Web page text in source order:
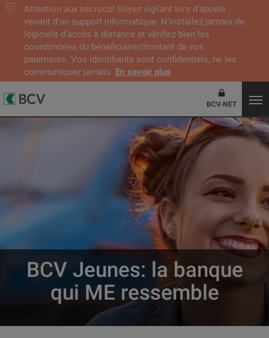
Attention aux escrocs! Soyez vigilant lors d’appels
venant d'un support informatique. N’installez jamais de
logiciels d’accès à distance et vérifiez bien les
coordonnées du bénéficiaire/montant de vos
paiements. Vos identifiants sont confidentiels, ne les
communiquez jamais. En savoir plus
BCV-NET
BCV Jeunes: la banque
qui ME ressemble